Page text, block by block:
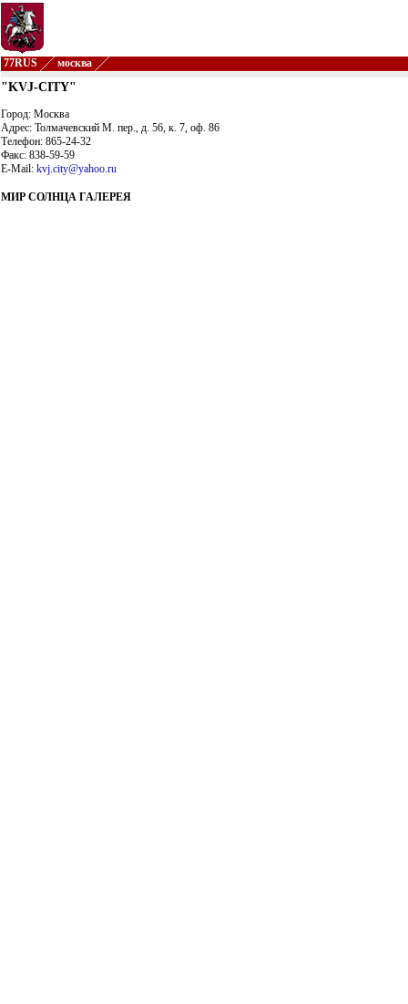
77RUS москва
"KVJ-CITY"
Город: Москва
Адрес: Толмачевский М. пер., д. 56, к. 7, оф. 86
Телефон: 865-24-32
Факс: 838-59-59
E-Mail: kvj.city@yahoo.ru
МИР СОЛНЦА ГАЛЕРЕЯ